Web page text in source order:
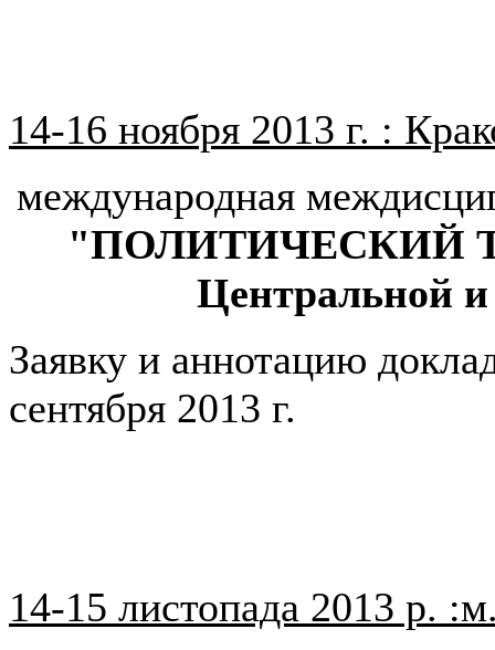
14-16 ноября 2013 г. :
международная
"ПОЛИТИЧЕСКИЙ
Центральной
Заявку и аннотацию
сентября 2013 г.
14-15 листопада 2013 р.